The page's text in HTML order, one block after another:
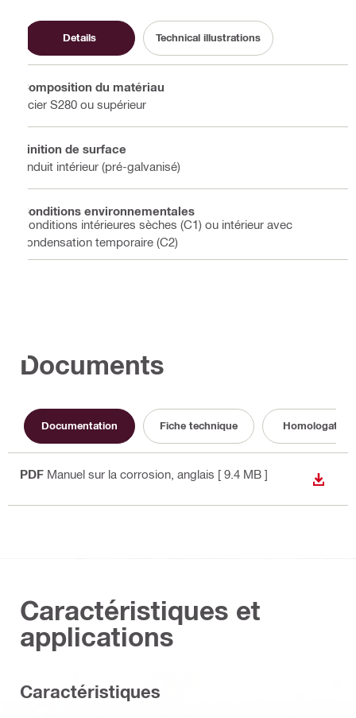
Details Technical illustrations
Composition du matériau
Acier S280 ou supérieur
Finition de surface
Enduit intérieur (pré-galvanisé)
Conditions environnementales
Conditions intérieures sèches (C1) ou intérieur avec
condensation temporaire (C2)
Documents
Documentation Fiche technique Homologation
PDF Manuel sur la corrosion , anglais [ 9.4 MB ]
Caractéristiques et
applications
Caractéristiques